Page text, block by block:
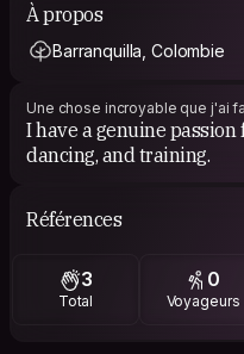
À propos
Barranquilla, Colombie
Une chose incroyable que j'ai
I have a genuine
dancing, and training.
Références
3
Total
0
Voyageurs